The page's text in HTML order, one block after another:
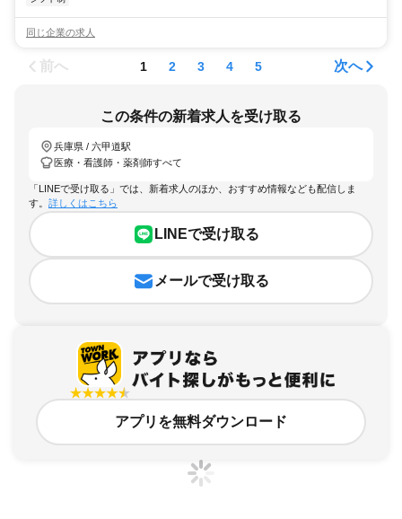
同じ企業の求人
前へ 1 2 3 4 5 次へ
この条件の新着求人を受け取る
兵庫県 / 六甲道駅
医療・看護師・薬剤師すべて
「LINEで受け取る」では、新着求人のほか、おすすめ情報なども配信しま
す。 詳しくはこちら
LINEで受け取る
メールで受け取る
アプリを無料ダウンロード